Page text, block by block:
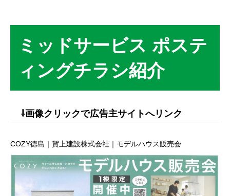
ミッドサービス ポステ
ィングチラシ紹介
⇩画像クリックで広告主サイトへリンク
COZY徳島｜賀上建設株式会社｜モデルハウス販売会